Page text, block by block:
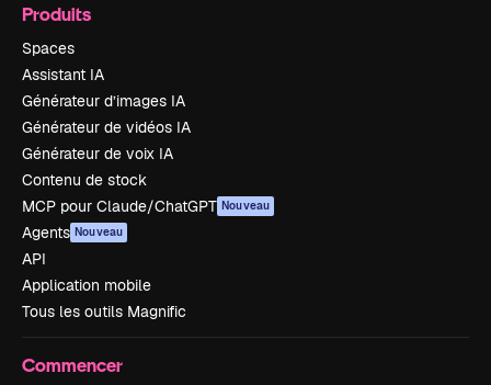
Produits
Spaces
Assistant IA
Générateur d’images IA
Générateur de vidéos IA
Générateur de voix IA
Contenu de stock
MCP pour Claude/ChatGPT Nouveau
Agents Nouveau
API
Application mobile
Tous les outils Magnific
Commencer